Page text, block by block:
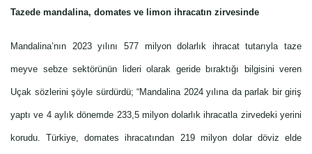
Tazede mandalina, domates ve limon ihracatın zirvesinde
Mandalina’nın 2023 yılını 577 milyon dolarlık ihracat tutarıyla taze
meyve sebze sektörünün lideri olarak geride bıraktığı bilgisini veren
Uçak sözlerini şöyle sürdürdü; “Mandalina 2024 yılına da parlak bir giriş
yaptı ve 4 aylık dönemde 233,5 milyon dolarlık ihracatla zirvedeki yerini
korudu. Türkiye, domates ihracatından 219 milyon dolar döviz elde